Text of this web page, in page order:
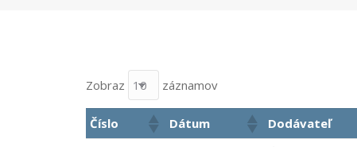
Zobraz záznamov
Číslo Dátum Dodávateľ